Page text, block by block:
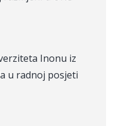
Inonu iz
u radnoj posjeti